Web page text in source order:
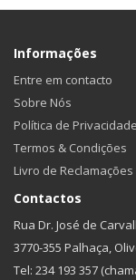
Informações
Entre em contacto
Sobre Nós
Política de Privacidade
Termos & Condições
Livro de Reclamações
Contactos
Rua Dr. José de
3770-355 Palhaça,
Tel: 234 193 357